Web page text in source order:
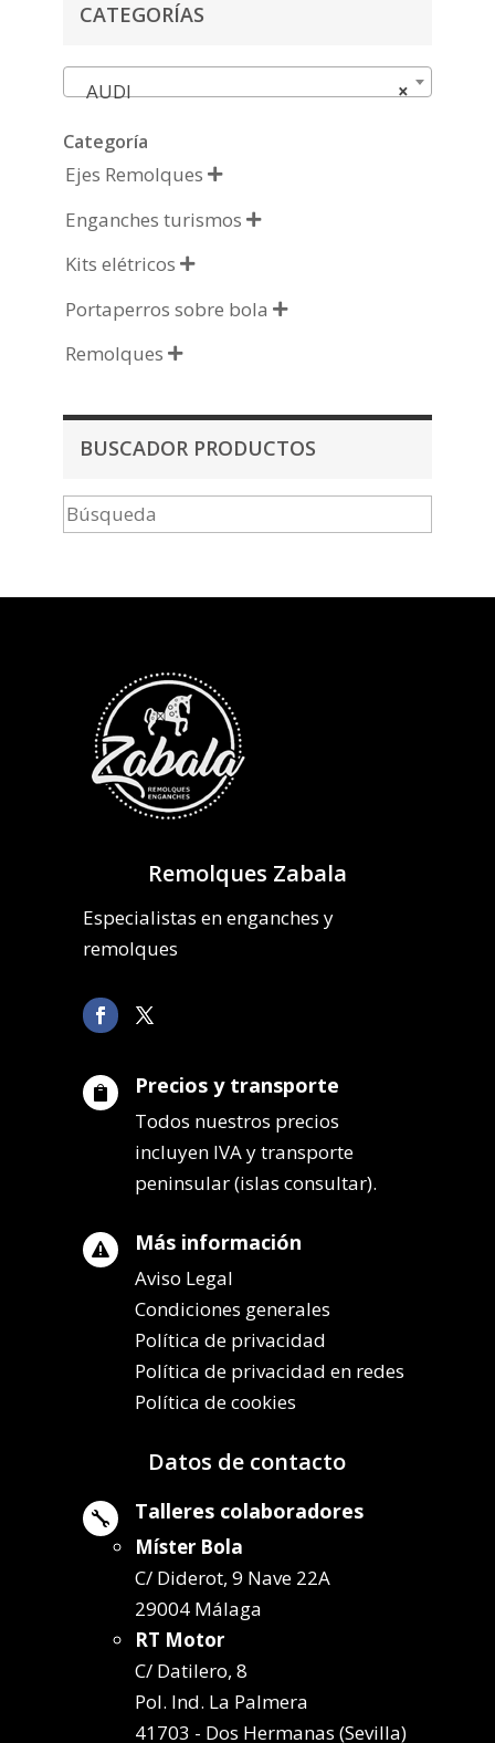
CATEGORÍAS
×
AUDI
Categoría
Ejes Remolques 
Enganches turismos 
Kits elétricos 
Portaperros sobre bola 
Remolques 
BUSCADOR PRODUCTOS
Remolques Zabala
Especialistas en enganches y
remolques
 Precios y transporte
Todos nuestros precios
incluyen IVA y transporte
peninsular (islas consultar).
 Más información
Aviso Legal
Condiciones generales
Política de privacidad
Política de privacidad en redes
Política de cookies
Datos de contacto
 Talleres colaboradores
Míster Bola
C/ Diderot, 9 Nave 22A
29004 Málaga
RT Motor
C/ Datilero, 8
Pol. Ind. La Palmera
41703 - Dos Hermanas (Sevilla)